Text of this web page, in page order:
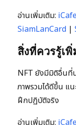
อ่านเพิ่มเติม:
SiamLanCard |
สิ่งที่ควรรู้เ
NFT ยังมีมิติอื่นที่น่
ภาพรวมได้ดีขึ้น แ
ฝึกปฏิบัติจริง
อ่านเพิ่มเติม: